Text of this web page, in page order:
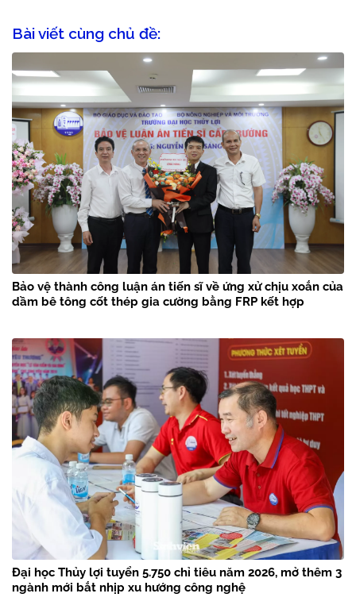
Bài viết cùng chủ đề:
Bảo vệ thành công luận án tiến sĩ về ứng xử chịu xoắn của
dầm bê tông cốt thép gia cường bằng FRP kết hợp
Đại học Thủy lợi tuyển 5.750 chỉ tiêu năm 2026, mở thêm 3
ngành mới bắt nhịp xu hướng công nghệ